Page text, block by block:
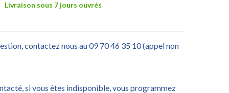
Livraison sous 7 jours ouvrés
contactez nous au 09 70 46 35 10 (appel non
si vous êtes indisponible, vous programmez